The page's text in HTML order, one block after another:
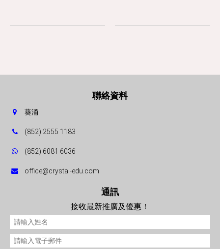
聯絡資料
葵涌
(852) 2555 1183
(852) 6081 6036
office@crystal-edu.com
通訊
接收最新推廣及優惠！